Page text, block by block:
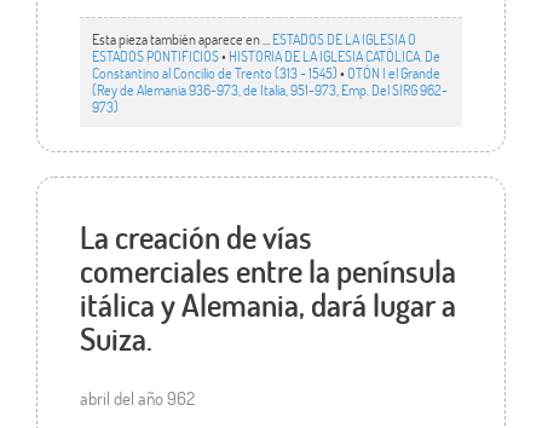
Esta pieza también aparece en ... ESTADOS DE LA IGLESIA O
ESTADOS PONTIFICIOS• HISTORIA DE LA IGLESIA CATÓLICA. De
Constantino al Concilio de Trento (313 - 1545)•OTÓN I el Grande
(Rey de Alemania 936-973, de Italia, 951-973, Emp. Del SIRG 962-
973)
La creación de vías
comerciales entre la península
itálica y Alemania, dará lugar a
Suiza.
abril del año 962